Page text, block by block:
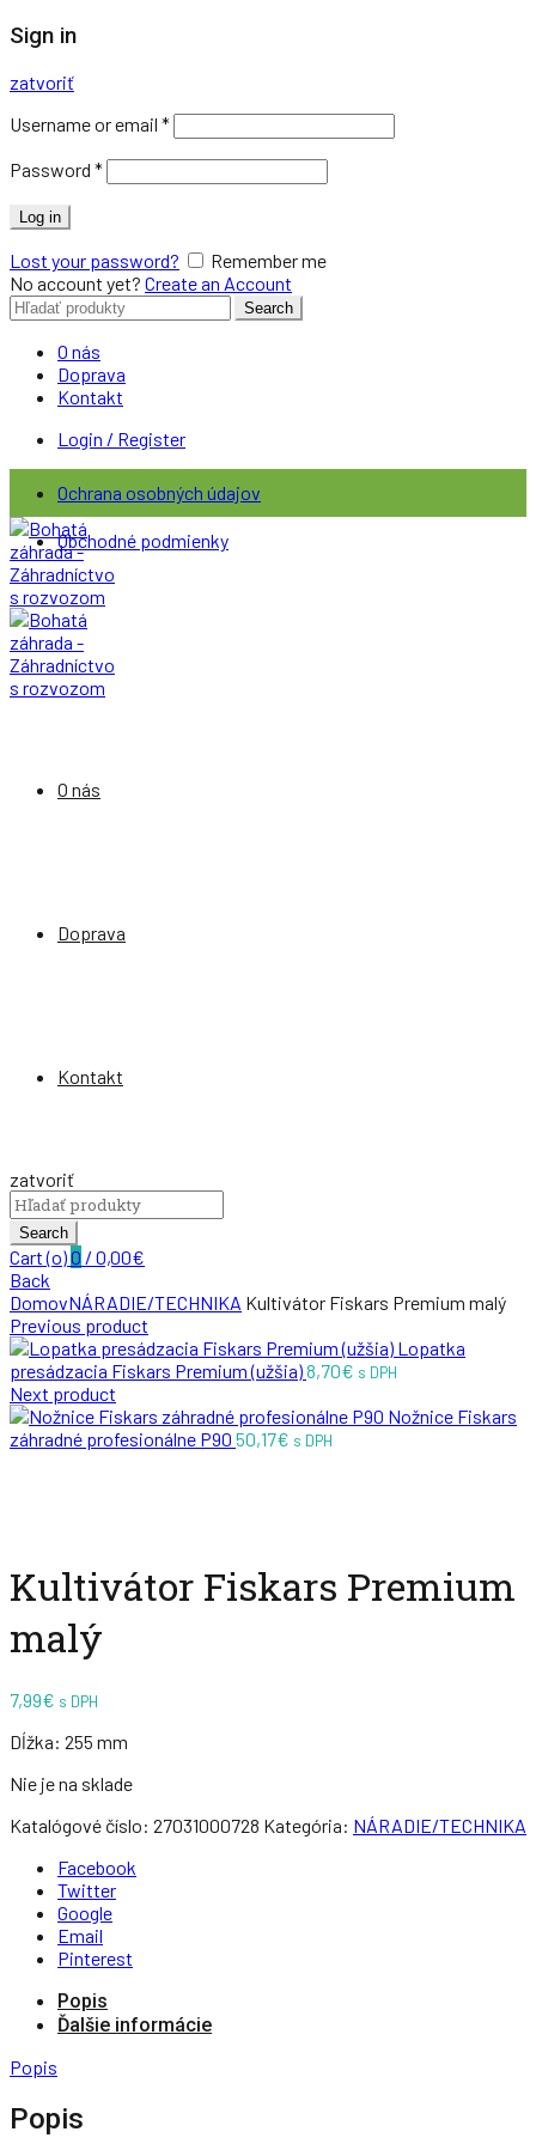
Sign in
zatvoriť
Username or email *
Password *
Log in
Lost your password?
Remember me
No account yet? Create an Account
Search
for:
Search
O nás
Doprava
Kontakt
Login / Register
Ochrana osobných údajov
Obchodné podmienky
O nás
Doprava
Kontakt
zatvoriť
Search
for:
Search
Cart (o)0 / 0,00€
Back
DomovNÁRADIE/TECHNIKA Kultivátor Fiskars Premium malý
Previous product
Lopatka
presádzacia Fiskars Premium (užšia)8,70€ s DPH
Next product
Nožnice Fiskars
záhradné profesionálne P90 50,17€ s DPH
Kultivátor Fiskars Premium
malý
7,99€ s DPH
Dĺžka: 255 mm
Nie je na sklade
Katalógové číslo: 27031000728 Kategória: NÁRADIE/TECHNIKA
Facebook
Twitter
Google
Email
Pinterest
Popis
Ďalšie informácie
Popis
Popis